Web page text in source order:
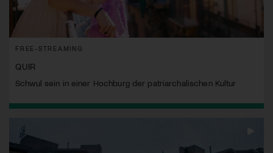
FREE-STREAMING
QUIR
Schwul sein in einer Hochburg der patriarchalischen Kultur